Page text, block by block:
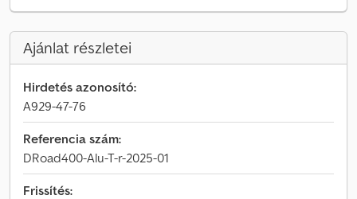
Ajánlat részletei
Hirdetés azonosító:
A929-47-76
Referencia szám:
DRoad400-Alu-T-r-2025-01
Frissítés: